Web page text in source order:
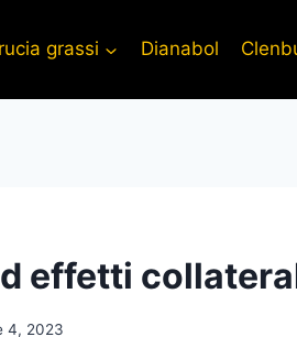
grassi Dianabol
effetti
4, 2023